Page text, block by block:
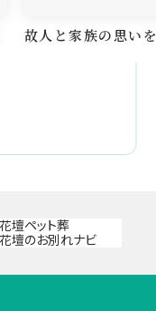
故人と家族の思い